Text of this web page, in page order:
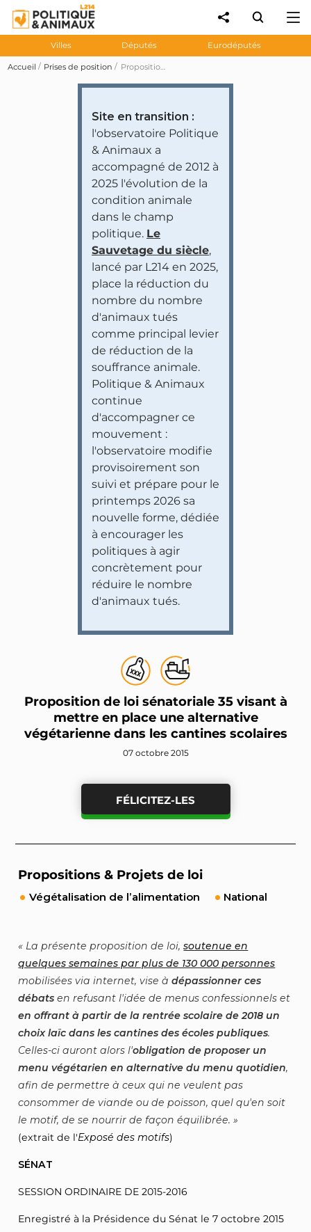
Villes Députés Eurodéputés
Accueil Prises de position Proposition de loi sénatoriale 35 visant à mettre en place une alternative végétarienne dans les cantines scolaires
Site en transition :
l'observatoire Politique
& Animaux a
accompagné de 2012 à
2025 l'évolution de la
condition animale
dans le champ
politique. Le
Sauvetage du siècle,
lancé par L214 en 2025,
place la réduction du
nombre du nombre
d'animaux tués
comme principal levier
de réduction de la
souffrance animale.
Politique & Animaux
continue
d'accompagner ce
mouvement :
l'observatoire modifie
provisoirement son
suivi et prépare pour le
printemps 2026 sa
nouvelle forme, dédiée
à encourager les
politiques à agir
concrètement pour
réduire le nombre
d'animaux tués.
Proposition de loi sénatoriale 35 visant à
mettre en place une alternative
végétarienne dans les cantines scolaires
07 octobre 2015
FÉLICITEZ-LES
Propositions & Projets de loi
Végétalisation de l’alimentation National
La présente proposition de loi,soutenue en
quelques semaines par plus de 130 000 personnes
mobilisées via internet, vise àdépassionner ces
débats en refusant l'idée de menus confessionnels et
en offrant à partir de la rentrée scolaire de 2018 un
choix laïc dans les cantines des écoles publiques.
Celles-ci auront alors l'obligation de proposer un
menu végétarien en alternative du menu quotidien,
afin de permettre à ceux qui ne veulent pas
consommer de viande ou de poisson, quel qu'en soit
le motif, de se nourrir de façon équilibrée.
(extrait de l'Exposé des motifs)
SÉNAT
SESSION ORDINAIRE DE 2015-2016
Enregistré à la Présidence du Sénat le 7 octobre 2015